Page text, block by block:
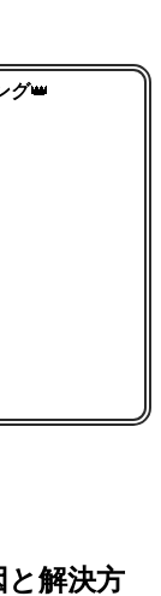
グ👑
解決方